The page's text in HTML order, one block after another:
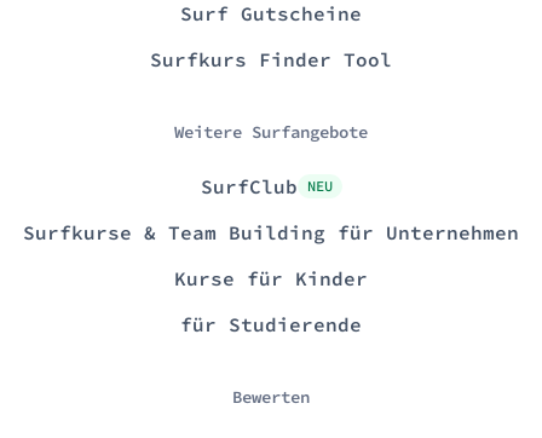
Surf Gutscheine
Surfkurs Finder Tool
Weitere Surfangebote
SurfClub NEU
Surfkurse & Team Building für Unternehmen
Kurse für Kinder
für Studierende
Bewerten